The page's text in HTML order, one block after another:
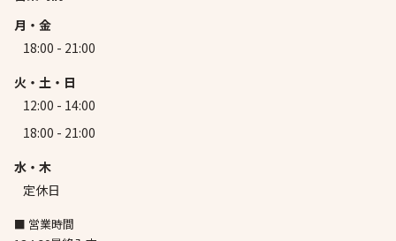
月・金
18:00 - 21:00
火・土・日
12:00 - 14:00
18:00 - 21:00
水・木
定休日
■ 営業時間